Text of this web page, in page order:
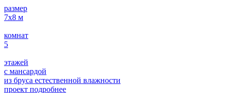
размер
7х8 м
комнат
5
этажей
с мансардой
из бруса естественной влажности
проект подробнее